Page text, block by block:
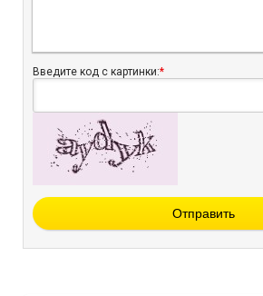
Введите код с картинки:*
Отправить